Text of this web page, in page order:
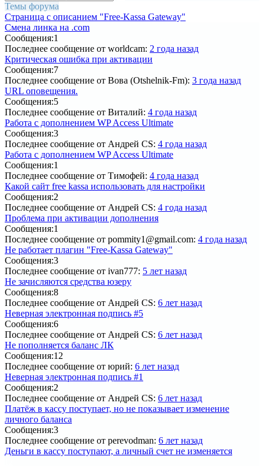
Темы форума
Страница c описанием "Free-Kassa Gateway"
Смена линка на .com
Сообщения:1
Последнее сообщение от worldcam: 2 года назад
Критическая ошибка при активации
Сообщения:7
Последнее сообщение от Вова (Otshelnik-Fm): 3 года назад
URL оповещения.
Сообщения:5
Последнее сообщение от Виталий: 4 года назад
Работа с дополнением WP Access Ultimate
Сообщения:3
Последнее сообщение от Андрей CS: 4 года назад
Работа с дополнением WP Access Ultimate
Сообщения:1
Последнее сообщение от Тимофей: 4 года назад
Какой сайт free kassa использовать для настройки
Сообщения:2
Последнее сообщение от Андрей CS: 4 года назад
Проблема при активации дополнения
Сообщения:1
Последнее сообщение от pommity1@gmail.com: 4 года назад
Не работает плагин "Free-Kassa Gateway"
Сообщения:3
Последнее сообщение от ivan777: 5 лет назад
Не зачисляются средства юзеру
Сообщения:8
Последнее сообщение от Андрей CS: 6 лет назад
Неверная электронная подпись #5
Сообщения:6
Последнее сообщение от Андрей CS: 6 лет назад
Не пополняется баланс ЛК
Сообщения:12
Последнее сообщение от юрий: 6 лет назад
Неверная электронная подпись #1
Сообщения:2
Последнее сообщение от Андрей CS: 6 лет назад
Платёж в кассу поступает, но не показывает изменение
личного баланса
Сообщения:3
Последнее сообщение от perevodman: 6 лет назад
Деньги в кассу поступают, а личный счет не изменяется